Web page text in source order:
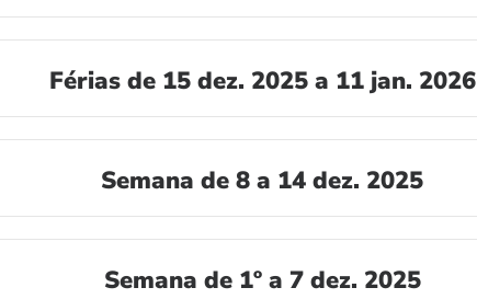
Férias de 15 dez. 2025 a 11 jan. 2026
Semana de 8 a 14 dez. 2025
Semana de 1º a 7 dez. 2025